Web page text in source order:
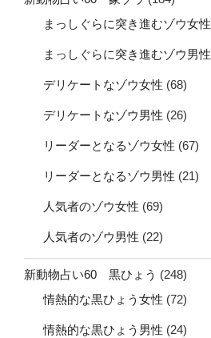
まっしぐらに突き進むゾウ女性
まっしぐらに突き進むゾウ男性
デリケートなゾウ女性 (68)
デリケートなゾウ男性 (26)
リーダーとなるゾウ女性 (67)
リーダーとなるゾウ男性 (21)
人気者のゾウ女性 (69)
人気者のゾウ男性 (22)
新動物占い60 黒ひょう (248)
情熱的な黒ひょう女性 (72)
情熱的な黒ひょう男性 (24)